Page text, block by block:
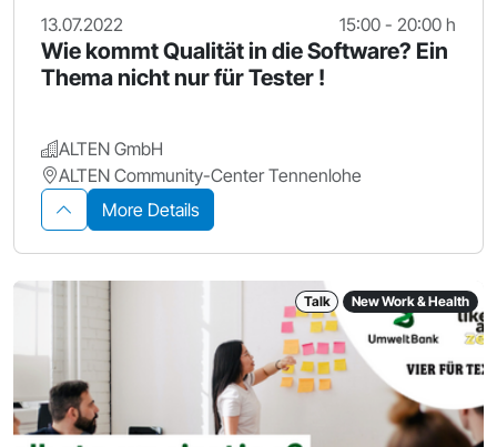
13.07.2022 15:00 - 20:00 h
Wie kommt Qualität in die Software? Ein
Thema nicht nur für Tester !
ALTEN GmbH
ALTEN Community-Center Tennenlohe
More Details
Talk New Work & Health